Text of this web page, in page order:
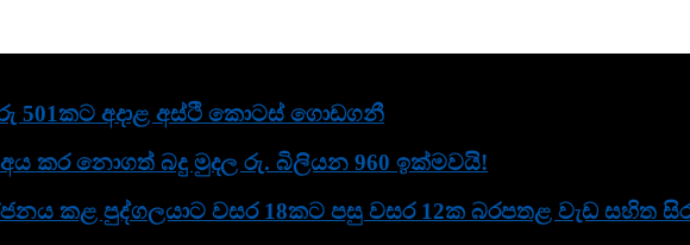
අදාළ අස්ථි කොටස් ගොඩගනී
කර නොගත් බදු මුදල රු. බිලියන 960 ඉක්මවයි!
කළ පුද්ගලයාට වසර 18කට පසු වසර 12ක බරපතළ වැඩ සහිත